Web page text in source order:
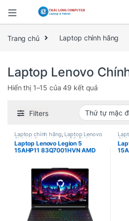
Trang chủ Laptop chính hãng
Laptop Lenovo
Hiển thị 1–15 của 49 kết quả
Filters
Laptop chính hãng, Laptop Lenovo
Chính hãng Lenovo LOQ Chính
hãng
Laptop Lenovo Legion 5
15AHP11 83Q7001HVN AMD
15.3″ WQXGA Oled 165Hz, Win
11 Home + Office 2024